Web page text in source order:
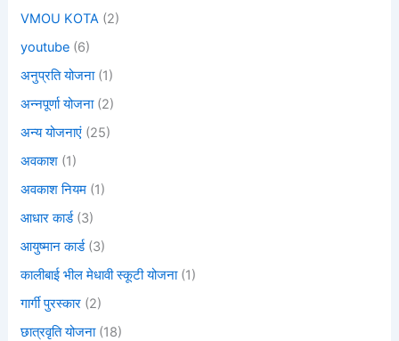
VMOU KOTA (2)
youtube (6)
अनुप्रति योजना(1)
अन्नपूर्णा योजना(2)
अन्य योजनाएं (25)
अवकाश (1)
अवकाश नियम (1)
आधार कार्ड(3)
आयुष्मान कार्ड(3)
कालीबाई भील मेधावी स्कूटी योजना(1)
गार्गी पुरस्कार (2)
छात्रवृति योजना(18)